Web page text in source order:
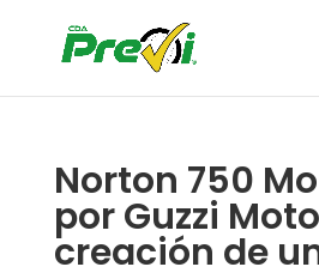
Norton 750
por Guzzi
creación de